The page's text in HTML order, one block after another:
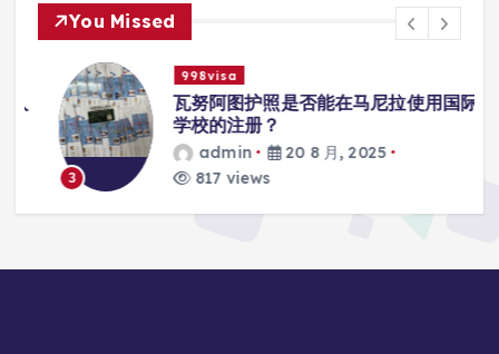
You Missed
998visa
瓦努阿图护照是否能在马尼拉使用国际
学校的注册？
admin
20 8 月, 2025
817 views